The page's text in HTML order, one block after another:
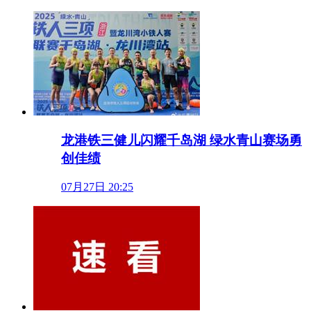
龙港铁三健儿闪耀千岛湖 绿水青山赛场勇
创佳绩
07月27日 20:25